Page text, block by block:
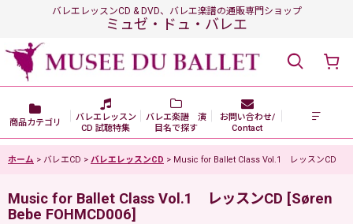
バレエレッスンCD & DVD、バレエ楽譜の通販専門ショップ
ミュゼ・ドュ・バレエ
商品カテゴリ
バレエレッスン
CD 試聴特集
バレエ楽譜 演
目名で探す
お問い合わせ/
Contact
ホーム > バレエCD > バレエレッスンCD > Music for Ballet Class Vol.1 レッスンCD
Music for Ballet Class Vol.1 レッスンCD [Søren
Bebe FOHMCD006]